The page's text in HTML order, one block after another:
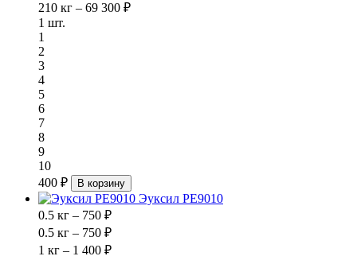
210 кг – 69 300 ₽
1 шт.
1
2
3
4
5
6
7
8
9
10
400 ₽
В корзину
Эуксил РЕ9010
0.5 кг – 750 ₽
0.5 кг – 750 ₽
1 кг – 1 400 ₽